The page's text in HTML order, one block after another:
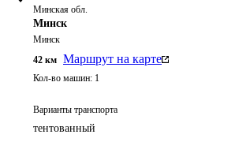
Минская обл.
Минск
Минск
42 км Маршрут на карте
Кол-во машин: 1
Варианты транспорта
тентованный